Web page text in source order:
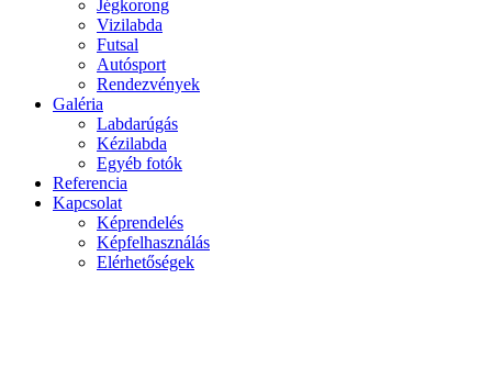
Jégkorong
Vizilabda
Futsal
Autósport
Rendezvények
Galéria
Labdarúgás
Kézilabda
Egyéb fotók
Referencia
Kapcsolat
Képrendelés
Képfelhasználás
Elérhetőségek